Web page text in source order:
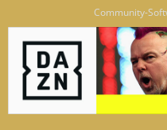
Community-